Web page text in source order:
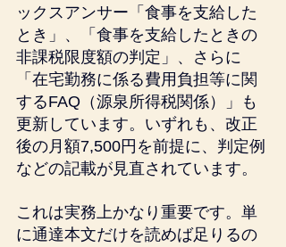
ックスアンサー「食事を支給した
とき」、「食事を支給したときの
非課税限度額の判定」、さらに
「在宅勤務に係る費用負担等に関
するFAQ（源泉所得税関係）」も
更新しています。いずれも、改正
後の月額7,500円を前提に、判定例
などの記載が見直されています。
これは実務上かなり重要です。単
に通達本文だけを読めば足りるの